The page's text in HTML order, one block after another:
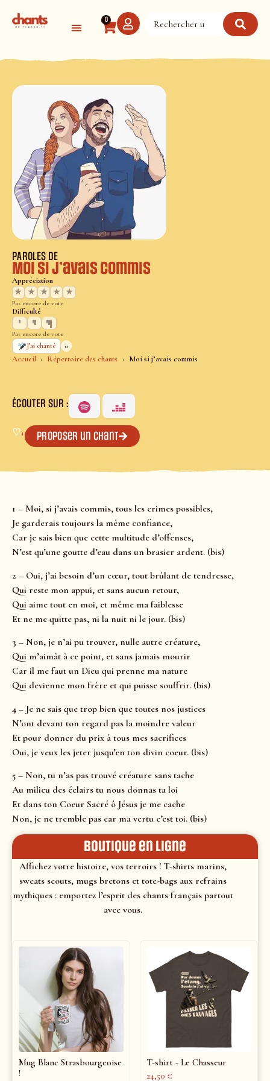
0
Accueil Répertoire des chants Moi si j’avais commis
PAROLES DE
Moi si j’avais commis
Appréciation
★
★ ★ ★ ★
Pas encore de vote
Difficulté
Pas encore de vote
J’ai chanté
0
ÉCOUTER SUR :
♡+ Proposer un chant
1 – Moi, si j’avais commis, tous les crimes possibles,
Je garderais toujours la même confiance,
Car je sais bien que cette multitude d’offenses,
N’est qu’une goutte d’eau dans un brasier ardent. (bis)
2 – Oui, j’ai besoin d’un cœur, tout brûlant de tendresse,
Qui reste mon appui, et sans aucun retour,
Qui aime tout en moi, et même ma faiblesse
Et ne me quitte pas, ni la nuit ni le jour. (bis)
3 – Non, je n’ai pu trouver, nulle autre créature,
Qui m’aimât à ce point, et sans jamais mourir
Car il me faut un Dieu qui prenne ma nature
Qui devienne mon frère et qui puisse souffrir. (bis)
4 – Je ne sais que trop bien que toutes nos justices
N’ont devant ton regard pas la moindre valeur
Et pour donner du prix à tous mes sacrifices
Oui, je veux les jeter jusqu’en ton divin coeur. (bis)
5 – Non, tu n’as pas trouvé créature sans tache
Au milieu des éclairs tu nous donnas ta loi
Et dans ton Coeur Sacré ô Jésus je me cache
Non, je ne tremble pas car ma vertu c’est toi. (bis)
Boutique en ligne
Affichez votre histoire, vos terroirs ! T-shirts marins,
sweats scouts, mugs bretons et tote-bags aux refrains
mythiques : emportez l’esprit des chants français partout
avec vous.
Mug Blanc Strasbourgeoise
!
T-shirt - Le Chasseur
24,50 €